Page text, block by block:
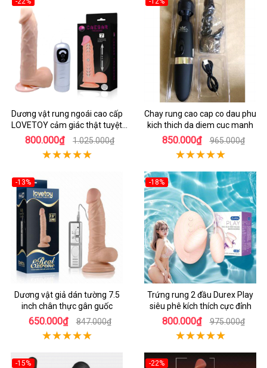
Dương vật rung ngoái cao cấp
LOVETOY cảm giác thật tuyệt
vời
800.000₫ 1.025.000₫
Chay rung cao cap co dau phu
kich thich da diem cuc manh
850.000₫ 965.000₫
-13%
Dương vật giả dán tường 7.5
inch chân thực gân guốc
650.000₫ 847.000₫
-18%
Trứng rung 2 đầu Durex Play
siêu phê kích thích cực đỉnh
800.000₫ 975.000₫
-15% -22%